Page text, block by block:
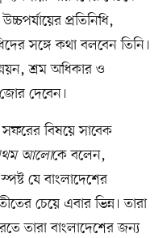
প্রতিনিধি,
সঙ্গে কথা বলবেন তিনি।
শ্রম অধিকার ও
দেবেন।
সফরের বিষয়ে সাবেক
আলোকে বলেন,
যে বাংলাদেশের
চেয়ে এবার ভিন্ন। তারা
তারা বাংলাদেশের জন্য